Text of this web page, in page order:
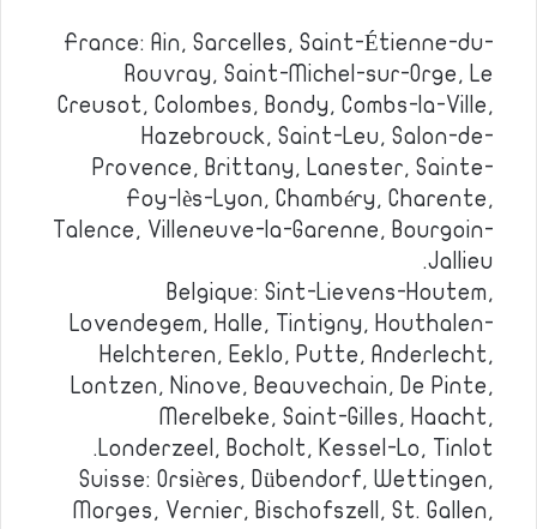
France: Ain, Sarcelles, Saint-Étienne-du-
Rouvray, Saint-Michel-sur-Orge, Le
Creusot, Colombes, Bondy, Combs-la-Ville,
Hazebrouck, Saint-Leu, Salon-de-
Provence, Brittany, Lanester, Sainte-
Foy-lès-Lyon, Chambéry, Charente,
Talence, Villeneuve-la-Garenne, Bourgoin-
Jallieu.
Belgique: Sint-Lievens-Houtem,
Lovendegem, Halle, Tintigny, Houthalen-
Helchteren, Eeklo, Putte, Anderlecht,
Lontzen, Ninove, Beauvechain, De Pinte,
Merelbeke, Saint-Gilles, Haacht,
Londerzeel, Bocholt, Kessel-Lo, Tinlot.
Suisse: Orsières, Dübendorf, Wettingen,
Morges, Vernier, Bischofszell, St. Gallen,